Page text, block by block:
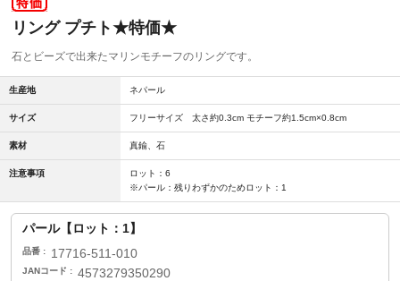
リング プチト★特価★
石とビーズで出来たマリンモチーフのリングです。
生産地 ネパール
サイズ フリーサイズ 太さ約0.3cm モチーフ約1.5cm×0.8cm
素材 真鍮、石
注意事項
ロット：6
※パール：残りわずかのためロット：1
パール【ロット：1】
品番 17716-511-010
JANコード 4573279350290